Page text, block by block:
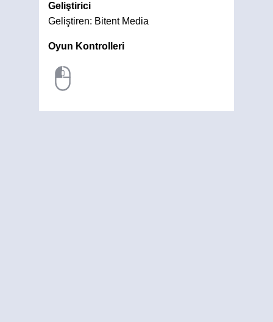
Geliştirici
Geliştiren: Bitent Media
Oyun Kontrolleri